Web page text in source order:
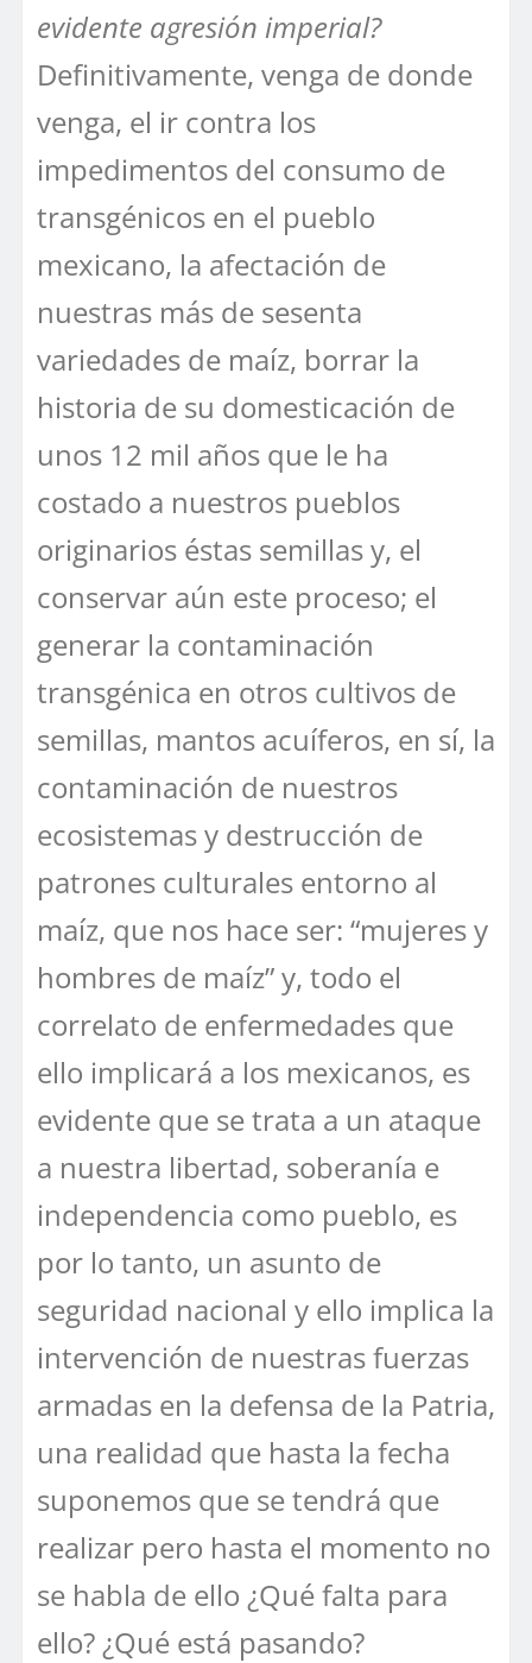
evidente agresión imperial?
Definitivamente, venga de donde
venga, el ir contra los
impedimentos del consumo de
transgénicos en el pueblo
mexicano, la afectación de
nuestras más de sesenta
variedades de maíz, borrar la
historia de su domesticación de
unos 12 mil años que le ha
costado a nuestros pueblos
originarios éstas semillas y, el
conservar aún este proceso; el
generar la contaminación
transgénica en otros cultivos de
semillas, mantos acuíferos, en sí, la
contaminación de nuestros
ecosistemas y destrucción de
patrones culturales entorno al
maíz, que nos hace ser: “mujeres y
hombres de maíz” y, todo el
correlato de enfermedades que
ello implicará a los mexicanos, es
evidente que se trata a un ataque
a nuestra libertad, soberanía e
independencia como pueblo, es
por lo tanto, un asunto de
seguridad nacional y ello implica la
intervención de nuestras fuerzas
armadas en la defensa de la Patria,
una realidad que hasta la fecha
suponemos que se tendrá que
realizar pero hasta el momento no
se habla de ello ¿Qué falta para
ello? ¿Qué está pasando?